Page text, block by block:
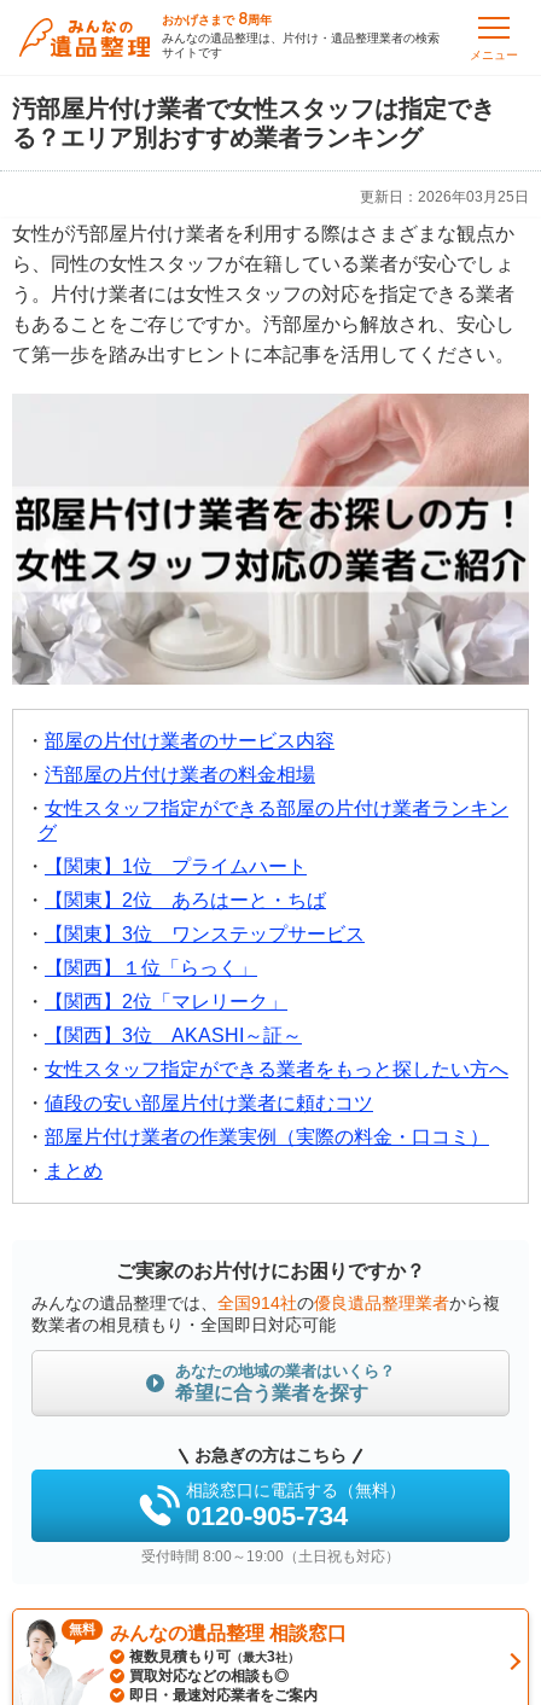
おかげさまで 8周年
みんなの遺品整理は、片付け・遺品整理業者の検索
サイトです
メニュー
汚部屋片付け業者で女性スタッフは指定でき
る？エリア別おすすめ業者ランキング
更新日： 2026年03月25日
女性が汚部屋片付け業者を利用する際はさまざまな観点か
ら、同性の女性スタッフが在籍している業者が安心でしょ
う。片付け業者には女性スタッフの対応を指定できる業者
もあることをご存じですか。汚部屋から解放され、安心し
て第一歩を踏み出すヒントに本記事を活用してください。
部屋の片付け業者のサービス内容
汚部屋の片付け業者の料金相場
女性スタッフ指定ができる部屋の片付け業者ランキン
グ
【関東】1位 プライムハート
【関東】2位 あろはーと・ちば
【関東】3位 ワンステップサービス
【関西】１位「らっく」
【関西】2位「マレリーク」
【関西】3位 AKASHI～証～
女性スタッフ指定ができる業者をもっと探したい方へ
値段の安い部屋片付け業者に頼むコツ
部屋片付け業者の作業実例（実際の料金・口コミ）
まとめ
ご実家のお片付けにお困りですか？
みんなの遺品整理では、 全国914社の優良遺品整理業者から複
数業者の相見積もり・全国即日対応可能
あなたの地域の業者はいくら？
希望に合う業者を探す
お急ぎの方はこちら
相談窓口に電話する（無料）
0120-905-734
受付時間 8:00～19:00（土日祝も対応）
無料 みんなの遺品整理 相談窓口
複数見積もり可 （最大3社）
買取対応などの相談も◎
即日・最速対応業者をご案内